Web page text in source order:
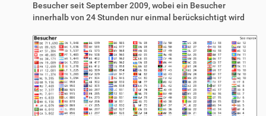
Besucher seit September 2009, wobei ein Besucher
innerhalb von 24 Stunden nur einmal berücksichtigt wird